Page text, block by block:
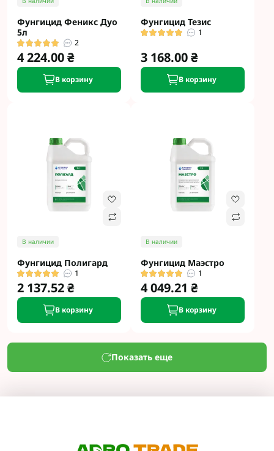
Фунгицид Феникс Дуо
5л
2
4 224.00 ₴
В корзину
Фунгицид Тезис
1
3 168.00 ₴
В корзину
В наличии
Фунгицид Полигард
1
2 137.52 ₴
В корзину
В наличии
Фунгицид Маэстро
1
4 049.21 ₴
В корзину
Показать еще